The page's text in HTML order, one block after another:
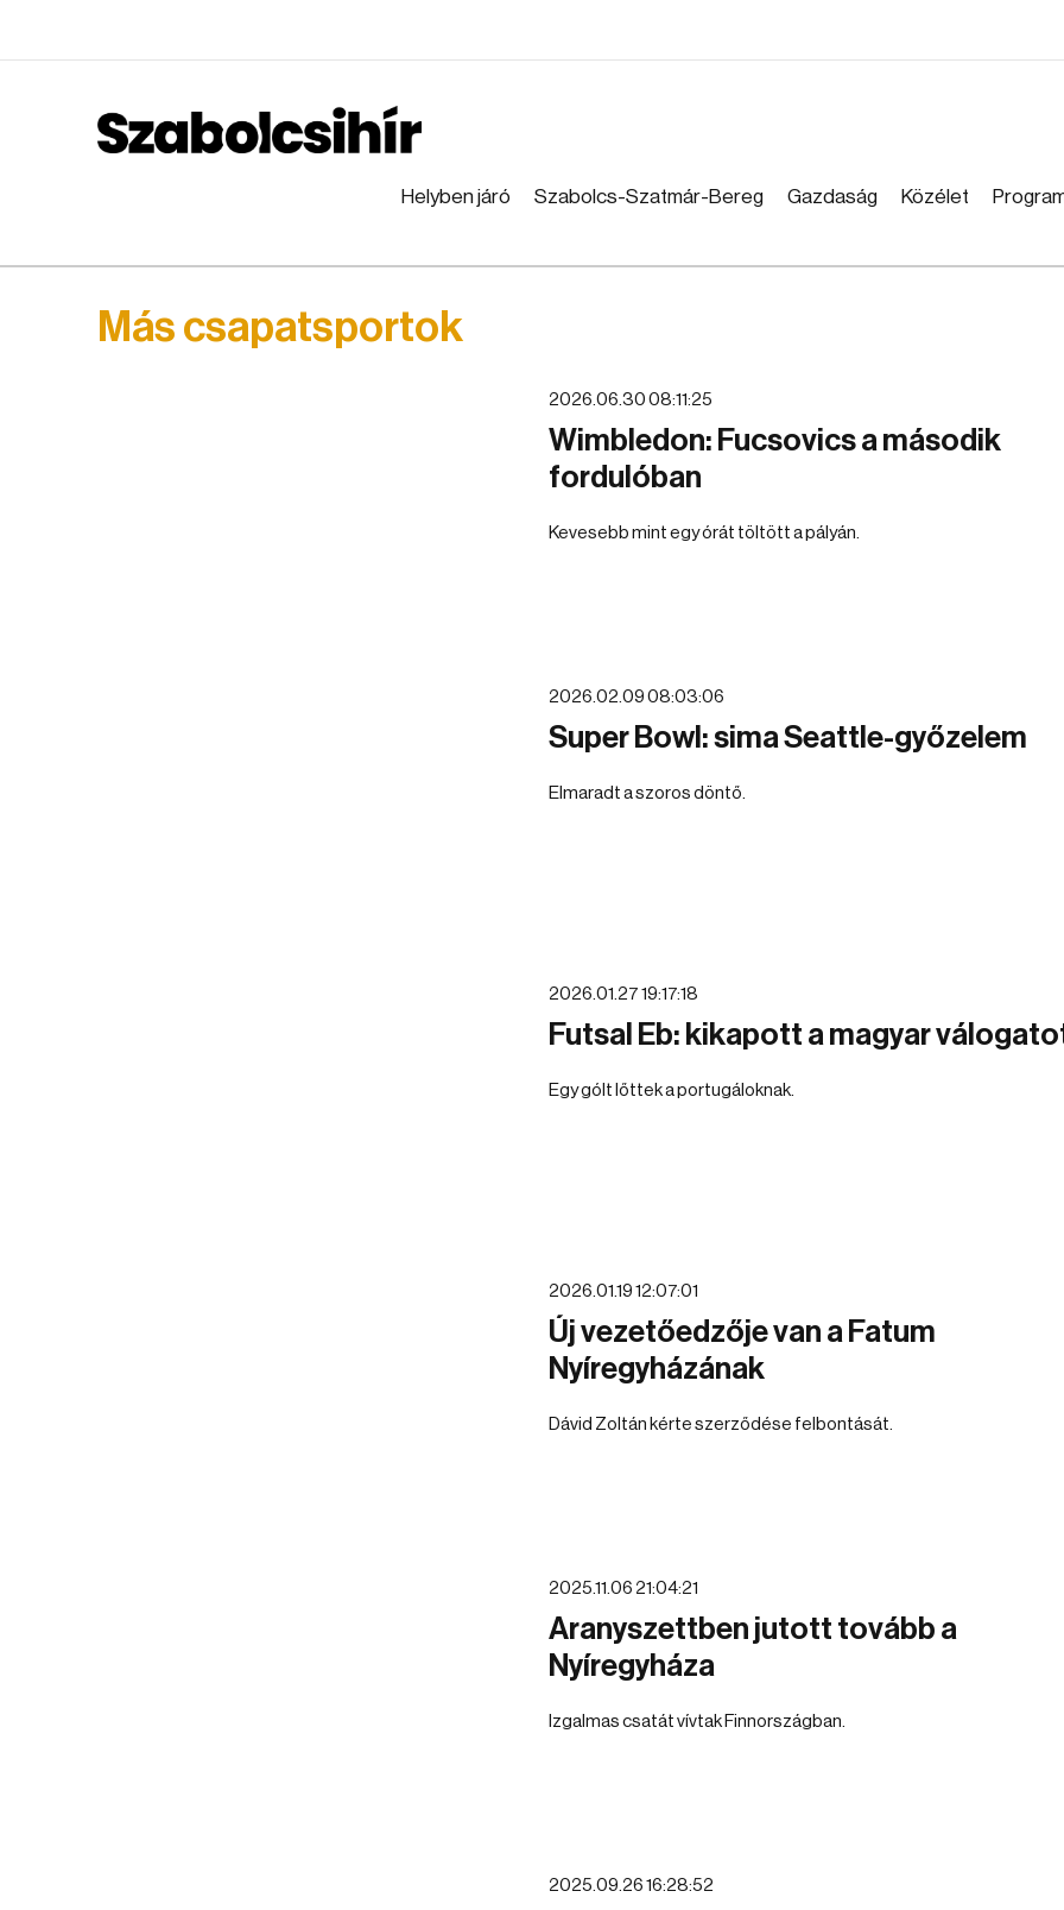
Helyben járó Szabolcs-Szatmár-Bereg Gazdaság Közélet
Más csapatsportok
2026.06.30 08:11:25
Wimbledon: Fucsovics a második
fordulóban
Kevesebb mint egy órát töltött a pályán.
2026.02.09 08:03:06
Super Bowl: sima Seattle-győzelem
Elmaradt a szoros döntő.
2026.01.27 19:17:18
Futsal Eb: kikapott a magyar
Egy gólt lőttek a portugáloknak.
2026.01.19 12:07:01
Új vezetőedzője van a Fatum
Nyíregyházának
Dávid Zoltán kérte szerződése felbontását.
2025.11.06 21:04:21
Aranyszettben jutott tovább a
Nyíregyháza
Izgalmas csatát vívtak Finnországban.
2025.09.26 16:28:52